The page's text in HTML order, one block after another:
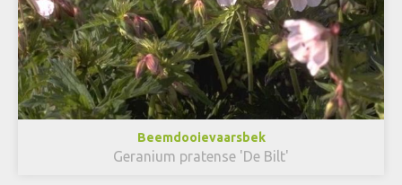
Beemdooievaarsbek
Geranium pratense 'De Bilt'